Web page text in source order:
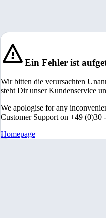
Ein Fehler ist
Wir bitten die verursachten
steht Dir unser Kundenservice
We apologise for any
Customer Support on +49 (0)30
Homepage